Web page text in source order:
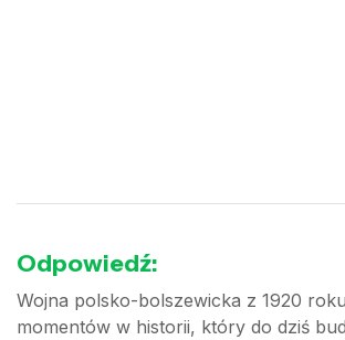
Odpowiedź:
Wojna polsko-bolszewicka z 1920
momentów w historii, który do dziś